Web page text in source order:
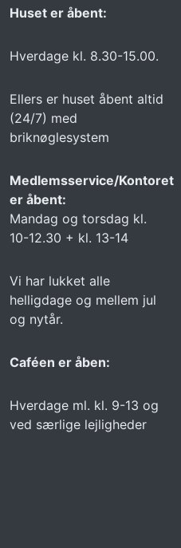
Huset er åbent:
Hverdage kl. 8.30-15.00.
Ellers er huset åbent altid
(24/7) med
briknøglesystem
Medlemsservice/Kontoret
er åbent:
Mandag og torsdag kl.
10-12.30 + kl. 13-14
Vi har lukket alle
helligdage og mellem jul
og nytår.
Caféen er åben:
Hverdage ml. kl. 9-13 og
ved særlige lejligheder